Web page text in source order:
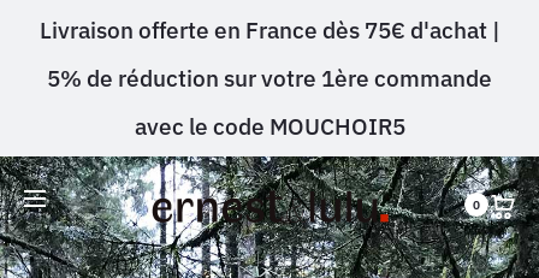
Livraison offerte en France dès 75€ d'achat |
5% de réduction sur votre 1ère commande
avec le code MOUCHOIR5
0